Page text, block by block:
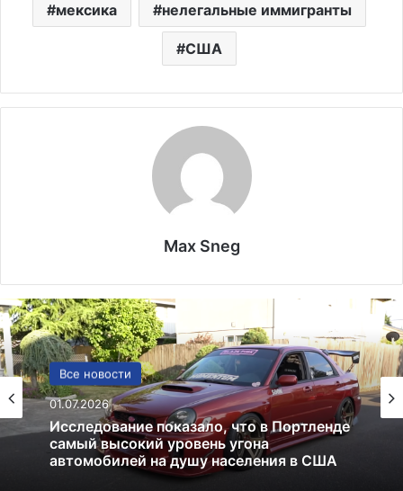
мексика нелегальные иммигранты
США
Max Sneg
США
13.06.2025
Америка имеет огромный избыток сыра